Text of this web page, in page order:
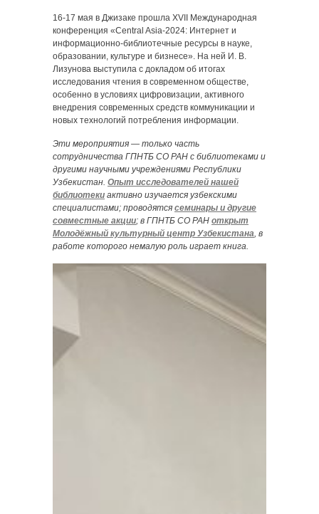
16-17 мая в Джизаке прошла XVII Международная
конференция «Central Asia-2024: Интернет и
информационно-библиотечные ресурсы в науке,
образовании, культуре и бизнесе». На ней И. В.
Лизунова выступила с докладом об итогах
исследования чтения в современном обществе,
особенно в условиях цифровизации, активного
внедрения современных средств коммуникации и
новых технологий потребления информации.
Эти мероприятия — только часть
сотрудничества ГПНТБ СО РАН с библиотеками и
другими научными учреждениями Республики
Узбекистан. Опыт исследователей нашей
библиотеки активно изучается узбекскими
специалистами; проводятся семинары и другие
совместные акции; в ГПНТБ СО РАН открыт
Молодёжный культурный центр Узбекистана, в
работе которого немалую роль играет книга.